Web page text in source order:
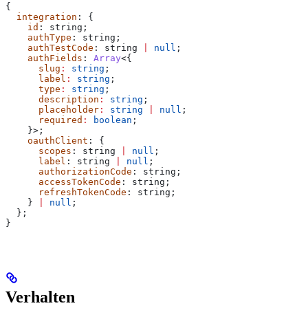
{
  integration
: {
    id
: string ;
    authType
: string ;
    authTestCode
: string null ;
    authFields
: Array<{
      slug
: string ;
      label
: string ;
      type
: string ;
      description
: string ;
      placeholder
: string null ;
      required
: boolean ;
    }>;
    oauthClient
: {
      scopes
: string null ;
      label
: string null ;
      authorizationCode
: string ;
      accessTokenCode
: string ;
      refreshTokenCode
: string ;
    }
null ;
  };
}
Verhalten